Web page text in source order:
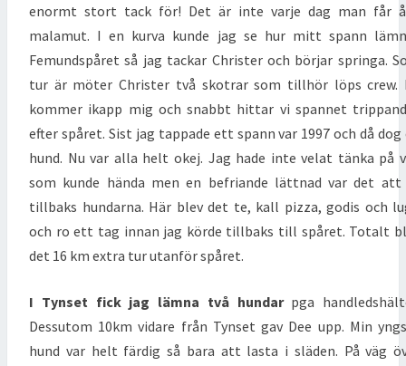
enormt stort tack för! Det är inte varje dag man får
malamut. I en kurva kunde jag se hur mitt spann
Femundspåret så jag tackar Christer och börjar springa.
tur är möter Christer två skotrar som tillhör löps crew.
kommer ikapp mig och snabbt hittar vi spannet
efter spåret. Sist jag tappade ett spann var 1997 och då dog
hund. Nu var alla helt okej. Jag hade inte velat tänka på
som kunde hända men en befriande lättnad var det
tillbaks hundarna. Här blev det te, kall pizza, godis och
och ro ett tag innan jag körde tillbaks till spåret. Totalt
det 16 km extra tur utanför spåret.
I Tynset fick jag lämna två hundarpga
Dessutom 10km vidare från Tynset gav Dee upp. Min
hund var helt färdig så bara att lasta i släden. På väg